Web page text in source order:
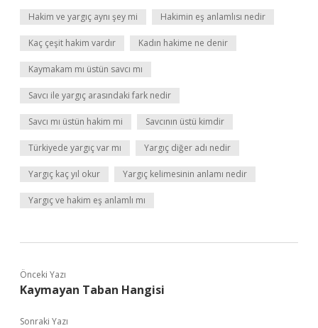
Hakim ve yargıç aynı şey mi Hakimin eş anlamlısı nedir
Kaç çeşit hakim vardır Kadın hakime ne denir
Kaymakam mı üstün savcı mı
Savcı ile yargıç arasındaki fark nedir
Savcı mı üstün hakim mi Savcının üstü kimdir
Türkiyede yargıç var mı Yargıç diğer adı nedir
Yargıç kaç yıl okur Yargıç kelimesinin anlamı nedir
Yargıç ve hakim eş anlamlı mı
Önceki Yazı
Kaymayan Taban Hangisi
Sonraki Yazı